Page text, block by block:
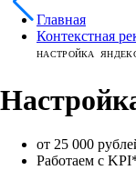
Главная
Контекстная
НАСТРОЙКА
от 25 000
Работаем с